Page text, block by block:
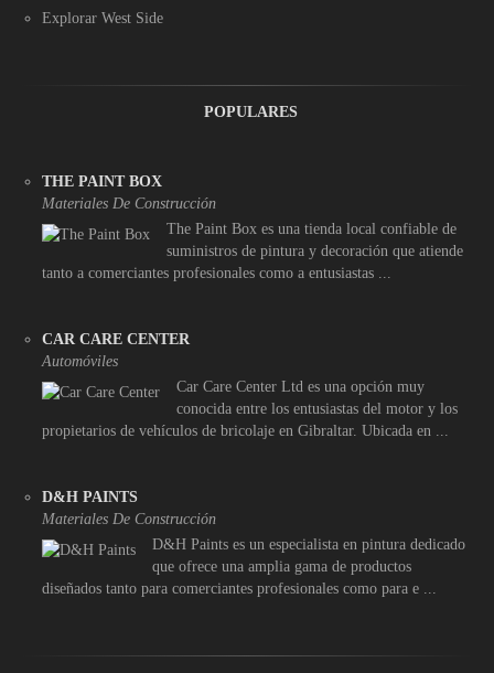
Explorar West Side
POPULARES
THE PAINT BOX
Materiales De Construcción
The Paint Box es una tienda local confiable de
suministros de pintura y decoración que atiende
tanto a comerciantes profesionales como a entusiastas ...
CAR CARE CENTER
Automóviles
Car Care Center Ltd es una opción muy
conocida entre los entusiastas del motor y los
propietarios de vehículos de bricolaje en Gibraltar. Ubicada en ...
D&H PAINTS
Materiales De Construcción
D&H Paints es un especialista en pintura dedicado
que ofrece una amplia gama de productos
diseñados tanto para comerciantes profesionales como para e ...